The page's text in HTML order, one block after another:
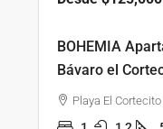
BOHEMIA
Bávaro el
Playa El Cortecito